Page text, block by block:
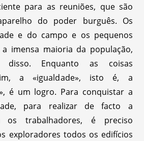
para as reuniões, que são
do poder burguês. Os
e do campo e os pequenos
imensa maioria da população,
Enquanto as coisas
a «igualdade», isto é, a
é um logro. Para conquistar a
para realizar de facto a
os trabalhadores, é preciso
exploradores todos os edifícios